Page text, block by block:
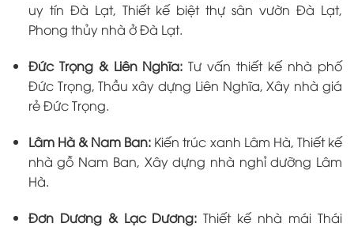
uy tín Đà Lạt, Thiết kế biệt thự sân vườn Đà Lạt,
Phong thủy nhà ở Đà Lạt.
Đức Trọng & Liên Nghĩa: Tư vấn thiết kế nhà phố
Đức Trọng, Thầu xây dựng Liên Nghĩa, Xây nhà giá
rẻ Đức Trọng.
Lâm Hà & Nam Ban: Kiến trúc xanh Lâm Hà, Thiết kế
nhà gỗ Nam Ban, Xây dựng nhà nghỉ dưỡng Lâm
Hà.
Đơn Dương & Lạc Dương: Thiết kế nhà mái Thái